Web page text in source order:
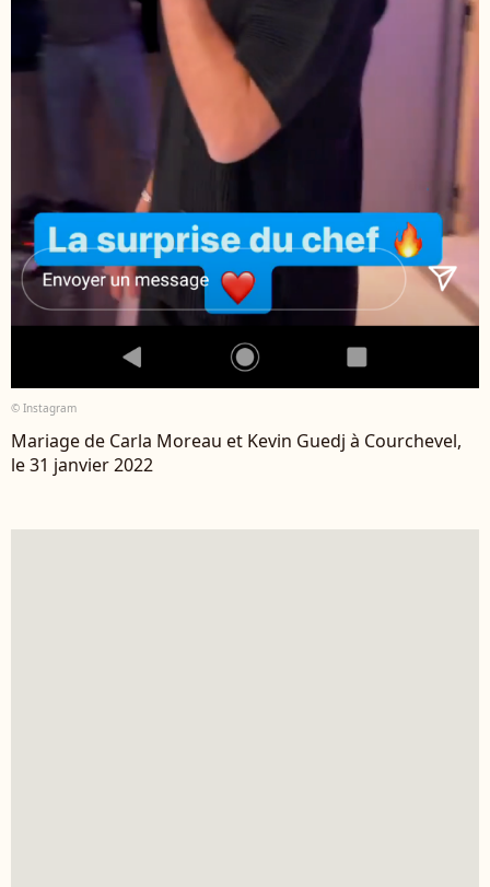
© Instagram
Mariage de Carla Moreau et Kevin Guedj à Courchevel,
le 31 janvier 2022